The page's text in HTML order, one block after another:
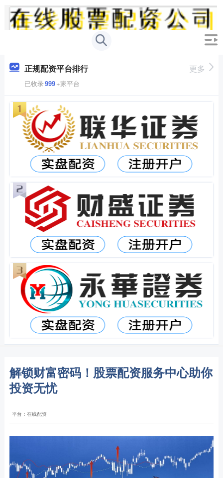
正规配资平台排行
已收录999+家平台
更多
解锁财富密码！股票配资服务中心助你
投资无忧
平台：在线配资